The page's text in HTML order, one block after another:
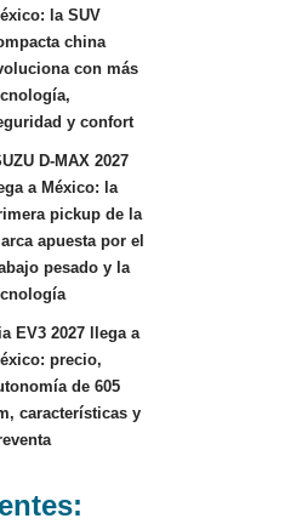
la SUV
china
con más
y confort
D-MAX 2027
a México: la
pickup de la
apuesta por el
pesado y la
EV3 2027 llega a
precio,
de 605
características y